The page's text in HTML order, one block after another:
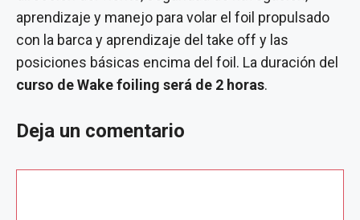
aprendizaje y manejo para volar el foil propulsado
con la barca y aprendizaje del take off y las
posiciones básicas encima del foil. La duración del
curso de Wake foiling será de 2 horas.
Deja un comentario